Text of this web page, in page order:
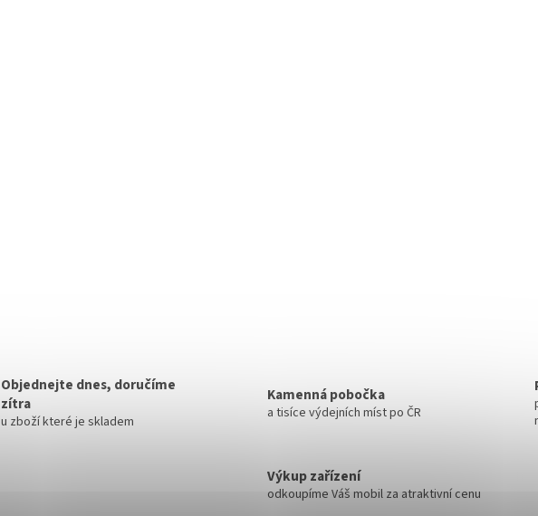
Objednejte dnes, doručíme
zítra
u zboží které je skladem
Kamenná pobočka
a tisíce výdejních míst po ČR
Výkup zařízení
odkoupíme Váš mobil za atraktivní cenu